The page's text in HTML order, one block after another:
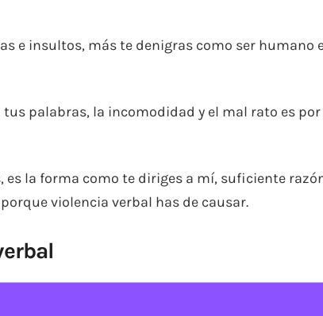
e insultos, más te denigras como ser humano
palabras, la incomodidad y el mal rato es por
la forma como te diriges a mí, suficiente
violencia verbal has de causar.